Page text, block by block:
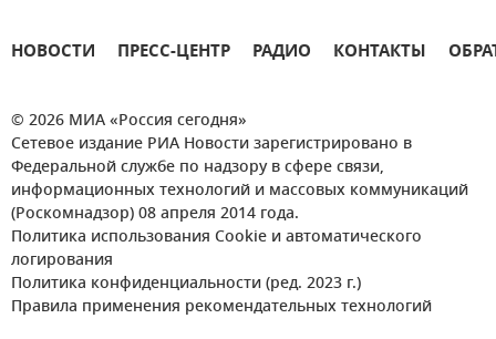
НОВОСТИ ПРЕСС-ЦЕНТР РАДИО КОНТАКТЫ
© 2026 МИА «Россия сегодня»
Сетевое издание РИА Новости зарегистрировано в
Федеральной службе по надзору в сфере связи,
информационных технологий и массовых коммуникаций
(Роскомнадзор) 08 апреля 2014 года.
Политика использования Cookie и автоматического
логирования
Политика конфиденциальности (ред. 2023 г.)
Правила применения рекомендательных технологий